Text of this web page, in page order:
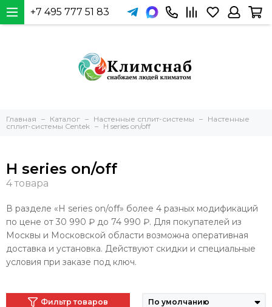
+7 495 777 51 83
Главная Каталог Настенные сплит-системы
Настенные
сплит-системы Centek
H series on/off
H series on/off
В разделе «H series on/off» более 4 разных модификаций
по цене от 30 990 ₽ до 74 990 ₽. Для покупателей из
Москвы и Московской области возможна оперативная
доставка и установка. Действуют скидки и специальные
условия при заказе под ключ.
Фильтр товаров